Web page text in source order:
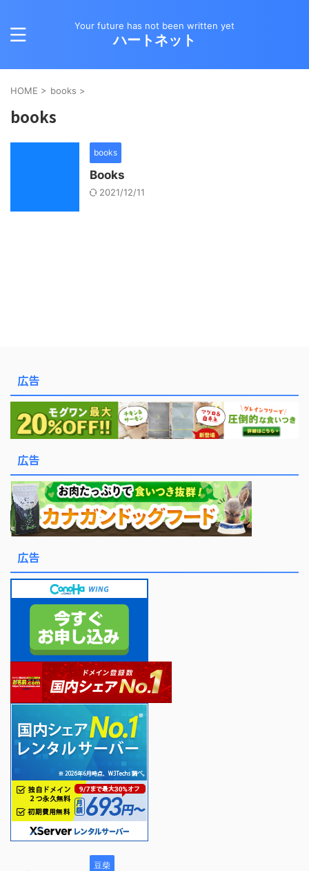
Your future has not been written yet
ハートネット
HOME > books >
books
books
Books
2021/12/11
広告
広告
広告
豆柴